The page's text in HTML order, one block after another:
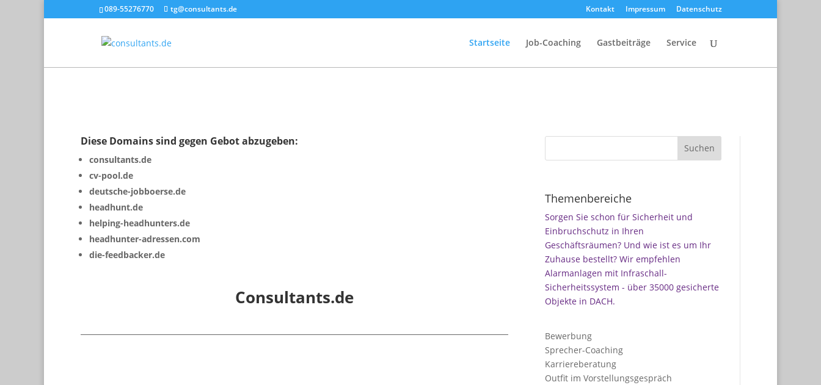
089-55276770 tg@consultants.de Kontakt Impressum Datenschutz
Startseite Job-Coaching Gastbeiträge Service
Diese Domains sind gegen Gebot abzugeben:
consultants.de
cv-pool.de
deutsche-jobboerse.de
headhunt.de
helping-headhunters.de
headhunter-adressen.com
die-feedbacker.de
Consultants.de
Themenbereiche
Sorgen Sie schon für Sicherheit und
Einbruchschutz in Ihren
Geschäftsräumen? Und wie ist es um Ihr
Zuhause bestellt? Wir empfehlen
Alarmanlagen mit Infraschall-
Sicherheitssystem - über 35000 gesicherte
Objekte in DACH.
Bewerbung
Sprecher-Coaching
Karriereberatung
Outfit im Vorstellungsgespräch